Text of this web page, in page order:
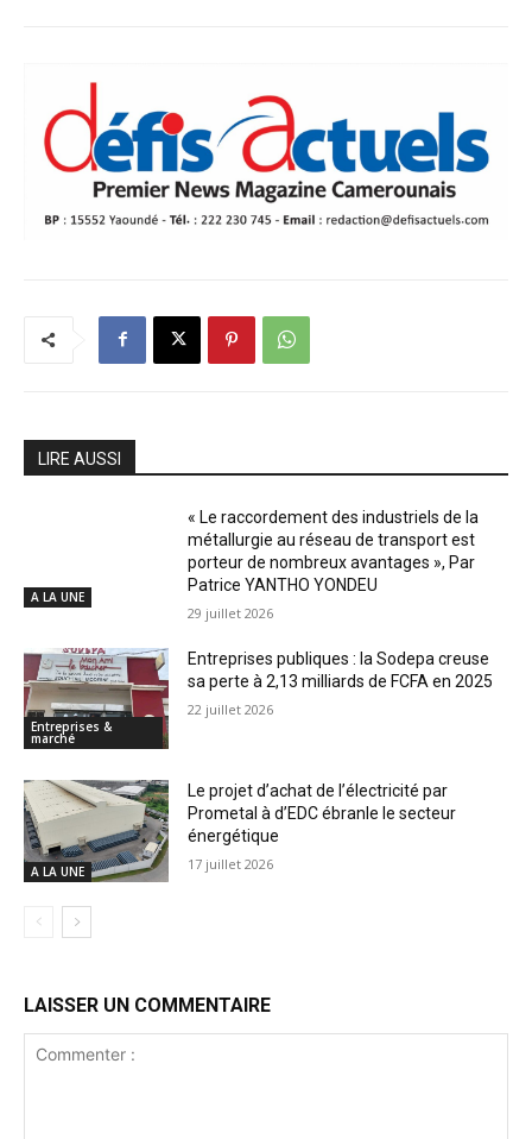
LIRE AUSSI
A LA UNE
« Le raccordement des industriels de la
métallurgie au réseau de transport est
porteur de nombreux avantages », Par
Patrice YANTHO YONDEU
29 juillet 2026
Entreprises &
marché
Entreprises publiques : la Sodepa creuse
sa perte à 2,13 milliards de FCFA en 2025
22 juillet 2026
A LA UNE
Le projet d’achat de l’électricité par
Prometal à d’EDC ébranle le secteur
énergétique
17 juillet 2026
LAISSER UN COMMENTAIRE